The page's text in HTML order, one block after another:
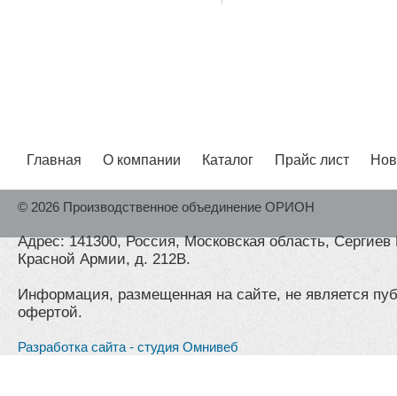
Главная О компании Каталог Прайс лист
© 2026 Производственное объединение ОРИОН
Адрес: 141300, Россия, Московская область,
Красной Армии, д. 212В.
Информация, размещенная на сайте, не является
офертой.
Разработка сайта - студия Омнивеб